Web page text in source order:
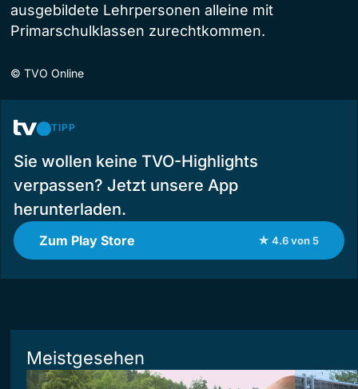
ausgebildete Lehrpersonen alleine mit
Primarschulklassen zurechtkommen.
© TVO Online
TIPP
Sie wollen keine TVO-Highlights
verpassen? Jetzt unsere App
herunterladen.
Zum Play Store ★ 4.6 von 5
Meistgesehen